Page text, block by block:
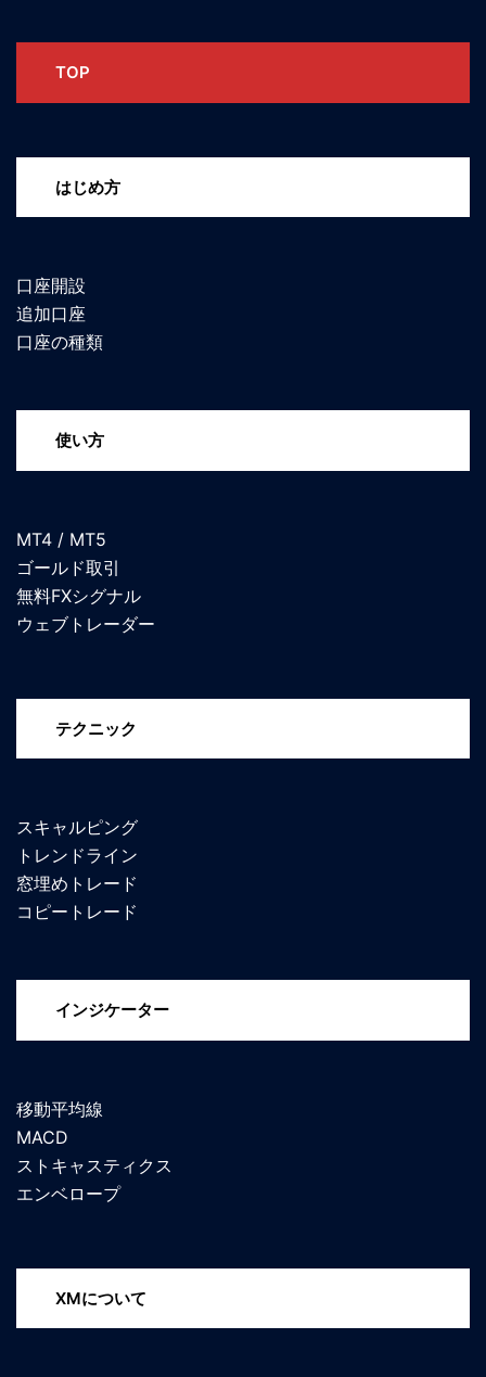
TOP
はじめ方
口座開設
追加口座
口座の種類
使い方
MT4 / MT5
ゴールド取引
無料FXシグナル
ウェブトレーダー
テクニック
スキャルピング
トレンドライン
窓埋めトレード
コピートレード
インジケーター
移動平均線
MACD
ストキャスティクス
エンベロープ
XMについて